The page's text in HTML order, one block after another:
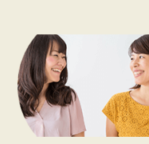
環境
地域コミュニティ
組合員活動
平和と国際連帯
2023年
2022年
2021年
2020年